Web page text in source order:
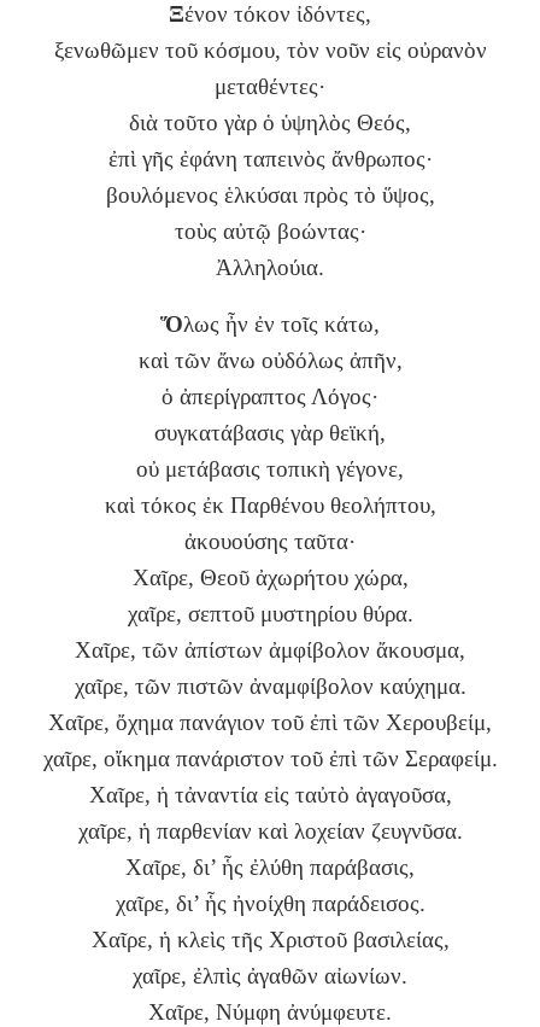
Ξένον τόκον ἰδόντες,
ξενωθῶμεν τοῦ κόσμου, τὸν νοῦν εἰς οὐρανὸν
μεταθέντες·
διὰ τοῦτο γὰρ ὁ ὑψηλὸς Θεός,
ἐπὶ γῆς ἐφάνη ταπεινὸς ἄνθρωπος·
βουλόμενος ἑλκύσαι πρὸς τὸ ὕψος,
τοὺς αὐτῷ βοώντας·
Ἀλληλούια.
Ὅλως ἦν ἐν τοῖς κάτω,
καὶ τῶν ἄνω οὐδόλως ἀπῆν,
ὁ ἀπερίγραπτος Λόγος·
συγκατάβασις γὰρ θεϊκή,
οὐ μετάβασις τοπικὴ γέγονε,
καὶ τόκος ἐκ Παρθένου θεολήπτου,
ἀκουούσης ταῦτα·
Χαῖρε, Θεοῦ ἀχωρήτου χώρα,
χαῖρε, σεπτοῦ μυστηρίου θύρα.
Χαῖρε, τῶν ἀπίστων ἀμφίβολον ἄκουσμα,
χαῖρε, τῶν πιστῶν ἀναμφίβολον καύχημα.
Χαῖρε, ὄχημα πανάγιον τοῦ ἐπὶ τῶν Χερουβείμ,
χαῖρε, οἴκημα πανάριστον τοῦ ἐπὶ τῶν Σεραφείμ.
Χαῖρε, ἡ τἀναντία εἰς ταὐτὸ ἀγαγοῦσα,
χαῖρε, ἡ παρθενίαν καὶ λοχείαν ζευγνῦσα.
Χαῖρε, δι’ ἧς ἐλύθη παράβασις,
χαῖρε, δι’ ἧς ἠνοίχθη παράδεισος.
Χαῖρε, ἡ κλεὶς τῆς Χριστοῦ βασιλείας,
χαῖρε, ἐλπὶς ἀγαθῶν αἰωνίων.
Χαῖρε, Νύμφη ἀνύμφευτε.